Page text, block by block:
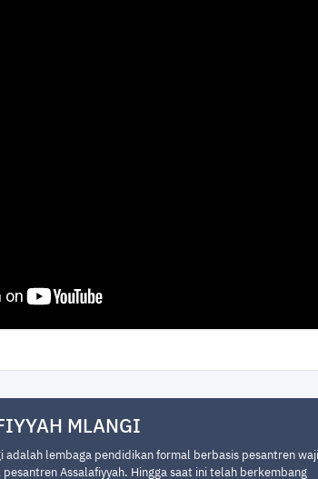
MLANGI
adalah lembaga pendidikan formal berbasis pesantren
Assalafiyyah. Hingga saat ini telah berkembang